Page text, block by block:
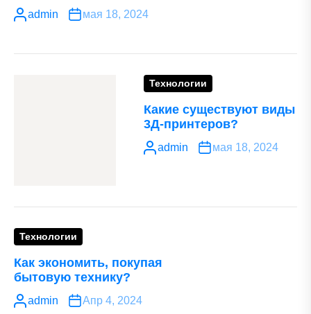
admin мая 18, 2024
Технологии
Какие существуют виды
3Д-принтеров?
admin мая 18, 2024
Технологии
Как экономить, покупая
бытовую технику?
admin Апр 4, 2024